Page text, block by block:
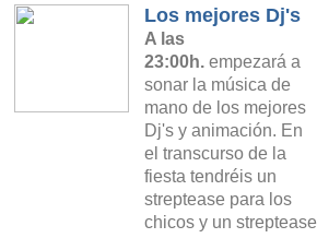
Los mejores Dj's
A las
23:00h. empezará a
sonar la música de
mano de los mejores
Dj's y animación. En
el transcurso de la
fiesta tendréis un
streptease para los
chicos y un streptease